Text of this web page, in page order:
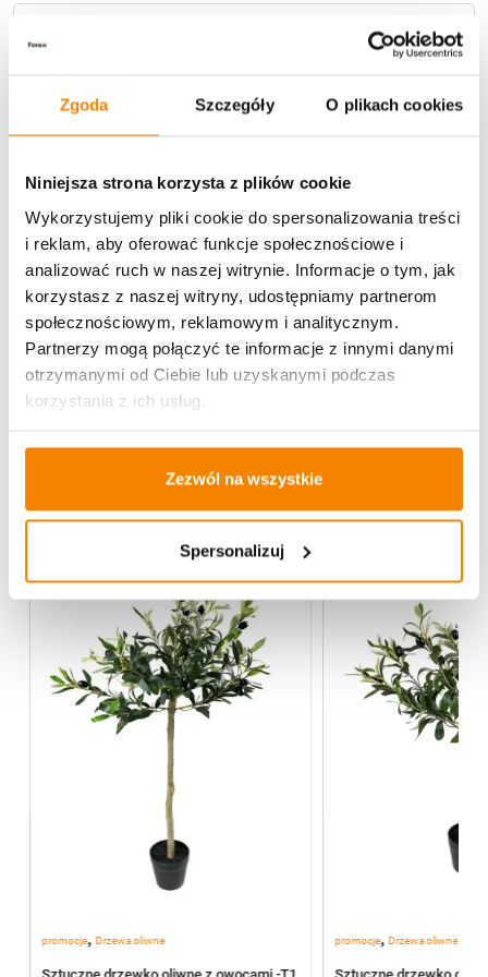
Zgoda Szczegóły O plikach cookies
Niniejsza strona korzysta z plików cookie
Wykorzystujemy pliki cookie do spersonalizowania treści
i reklam, aby oferować funkcje społecznościowe i
analizować ruch w naszej witrynie. Informacje o tym, jak
korzystasz z naszej witryny, udostępniamy partnerom
społecznościowym, reklamowym i analitycznym.
Partnerzy mogą połączyć te informacje z innymi danymi
otrzymanymi od Ciebie lub uzyskanymi podczas
korzystania z ich usług.
Zezwól na wszystkie
Spersonalizuj
Potrzebujesz większą ilość? Zapraszamy do naszej
hurtowniiPrzejdź do hurtowni B2B
Specyfikacja
Opinie klientów
Więcej z kategorii Kwiaty sztuczne
promocje, Drzewa oliwne
-20%
promocje,Drzewa oliwne